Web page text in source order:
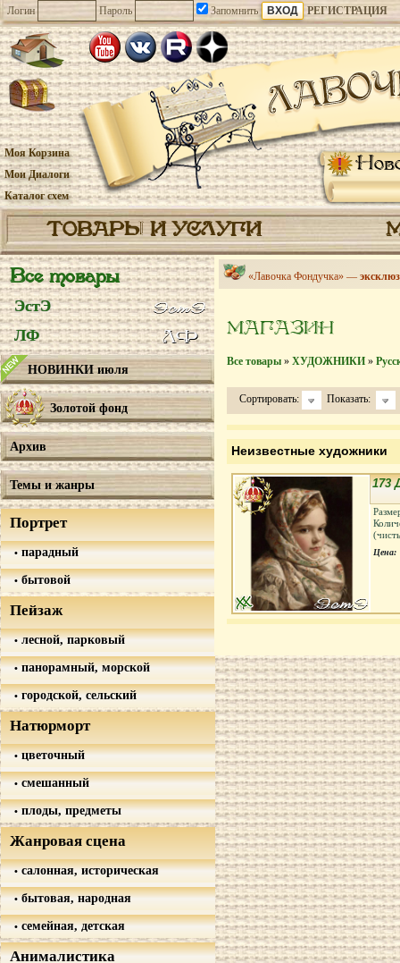
Логин Пароль Запомнить РЕГИСТРАЦИЯ
Моя Корзина
Мои Диалоги
Каталог схем
ТОВАРЫ И УСЛУГИ
Все товары
ЭстЭ
ЛФ
НОВИНКИ июля
Золотой фонд
Архив
Темы и жанры
Портрет
парадный
бытовой
Пейзаж
лесной, парковый
панорамный, морской
городской, сельский
Натюрморт
цветочный
смешанный
плоды, предметы
Жанровая сцена
салонная, историческая
бытовая, народная
семейная, детская
Анималистика
«Лавочка Фондучка» —
МАГАЗИН
Все товары » ХУДОЖНИКИ »
Сортировать: Показать:
Неизвестные художники
173
Цена: